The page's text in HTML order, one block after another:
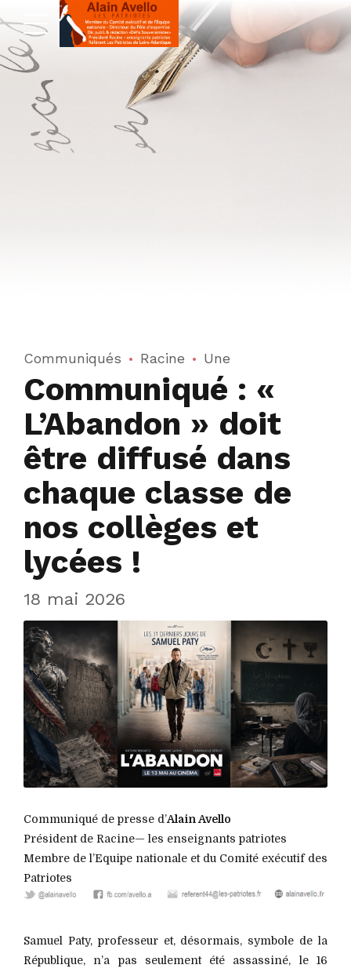
Communiqués Racine Une
Communiqué : «
L’Abandon » doit
être diffusé dans
chaque classe de
nos collèges et
lycées !
18 mai 2026
Communiqué de presse d’Alain Avello
Président de Racine— les enseignants patriotes
Membre de l’Equipe nationale et du Comité exécutif des
Patriotes
Samuel Paty, professeur et, désormais, symbole de la
République, n’a pas seulement été assassiné, le 16